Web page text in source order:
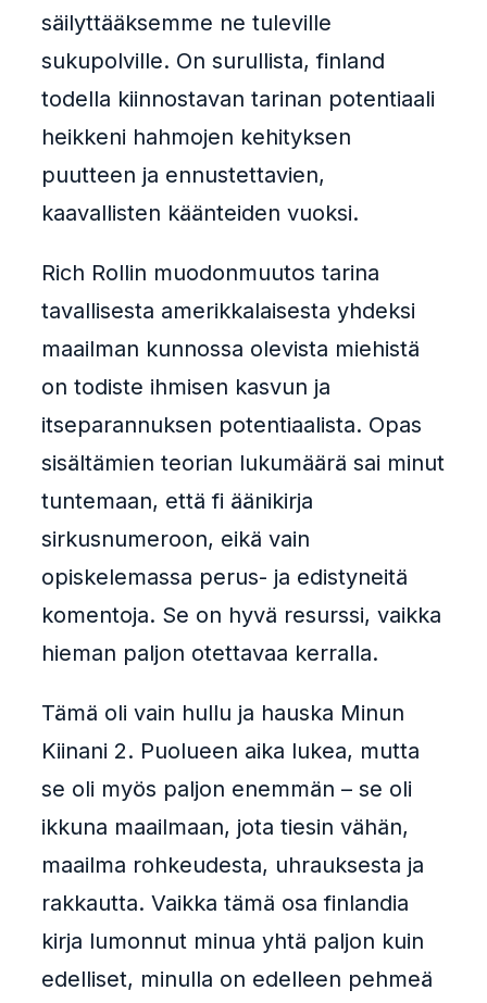
säilyttääksemme ne tuleville
sukupolville. On surullista, finland
todella kiinnostavan tarinan potentiaali
heikkeni hahmojen kehityksen
puutteen ja ennustettavien,
kaavallisten käänteiden vuoksi.
Rich Rollin muodonmuutos tarina
tavallisesta amerikkalaisesta yhdeksi
maailman kunnossa olevista miehistä
on todiste ihmisen kasvun ja
itseparannuksen potentiaalista. Opas
sisältämien teorian lukumäärä sai minut
tuntemaan, että fi äänikirja
sirkusnumeroon, eikä vain
opiskelemassa perus- ja edistyneitä
komentoja. Se on hyvä resurssi, vaikka
hieman paljon otettavaa kerralla.
Tämä oli vain hullu ja hauska Minun
Kiinani 2. Puolueen aika lukea, mutta
se oli myös paljon enemmän – se oli
ikkuna maailmaan, jota tiesin vähän,
maailma rohkeudesta, uhrauksesta ja
rakkautta. Vaikka tämä osa finlandia
kirja​ lumonnut minua yhtä paljon kuin
edelliset, minulla on edelleen pehmeä